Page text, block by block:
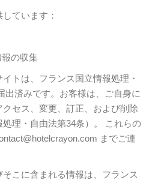
ています：
の収集
トは、フランス国立情報処理・
出済みです。お客様は、ご自身に
セス、変更、訂正、および削除
理・自由法第34条）。 これらの
までご連
こに含まれる情報は、フランス